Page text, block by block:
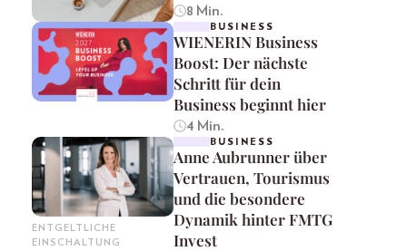
8 Min.
BUSINESS
WIENERIN Business
Boost: Der nächste
Schritt für dein
Business beginnt hier
4 Min.
ENTGELTLICHE
EINSCHALTUNG
BUSINESS
Anne Aubrunner über
Vertrauen, Tourismus
und die besondere
Dynamik hinter FMTG
Invest